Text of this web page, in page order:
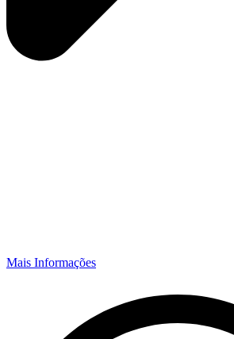
Mais Informações